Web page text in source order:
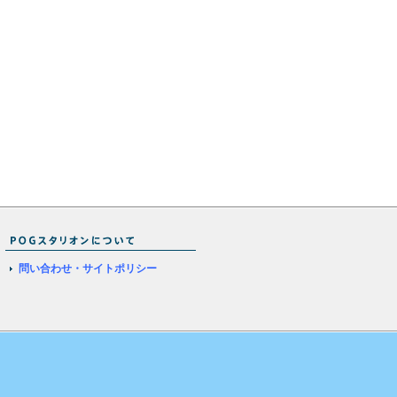
問い合わせ・サイトポリシー